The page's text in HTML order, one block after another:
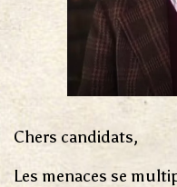
Chers candidats,
Les menaces se